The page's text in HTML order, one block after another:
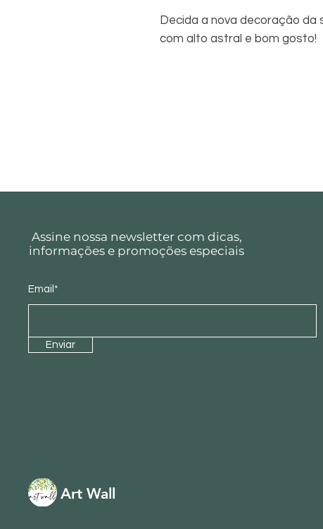
Decida a nova decoração da
com alto astral e bom gosto!
Assine nossa newsletter com dicas,
informações e promoções especiais
Email*
Enviar
Art Wall